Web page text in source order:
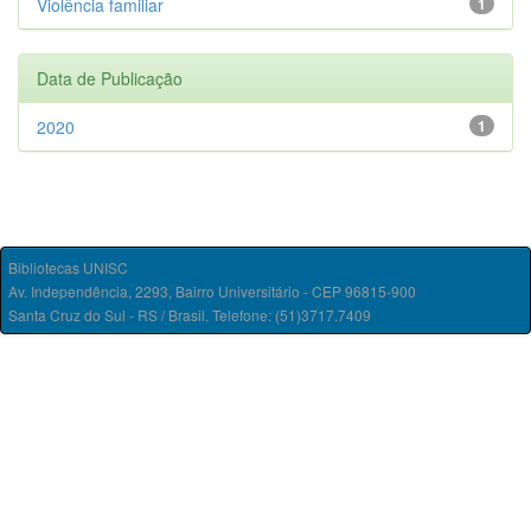
Violência familiar
Data de Publicação
1
2020
Bibliotecas UNISC
Av. Independência, 2293, Bairro Universitário - CEP 96815-900
Santa Cruz do Sul - RS / Brasil. Telefone: (51)3717.7409